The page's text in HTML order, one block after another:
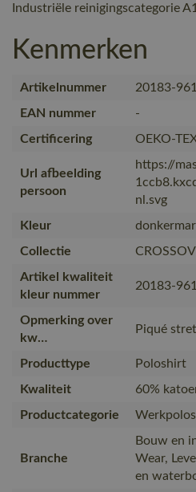
Industriële reinigingscategorie A1
Kenmerken
Artikelnummer
20183-961
EAN nummer
-
Certificering
OEKO-
Url afbeelding
persoon
https://
nl.svg
Kleur
Collectie
Artikel kwaliteit
kleur nummer
20183-
Opmerking over
kw…
Piqué
Producttype
Poloshirt
Kwaliteit
60%
Productcategorie
Branche
Bouw en
Wear,
en